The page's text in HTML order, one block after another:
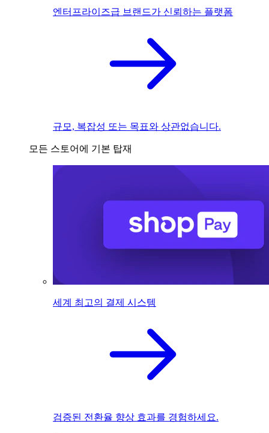
엔터프라이즈급 브랜드가 신뢰하는 플랫폼
규모, 복잡성 또는 목표와 상관없습니다.
모든 스토어에 기본 탑재
세계 최고의 결제 시스템
검증된 전환율 향상 효과를 경험하세요.